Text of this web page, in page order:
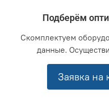
Подберём
Скомплектуем
данные.
Заявка на